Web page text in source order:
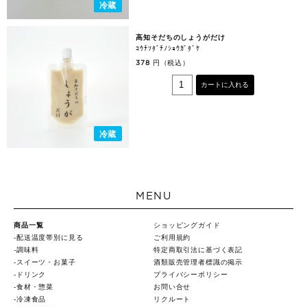
冷蔵
冷蔵
高知そだちのしょうがだけ
ｺｳﾁｿﾀﾞﾁﾉｼｮｳｶﾞﾀﾞｹ
378 円（税込）
カートに入れる
MENU
商品一覧
配送温度帯別に見る
調味料
スイーツ・お菓子
ドリンク
食材・惣菜
冷凍食品
ショッピングガイド
ご利用規約
特定商取引法に基づく表記
酒類販売管理者標識の掲示
プライバシーポリシー
お問い合せ
リクルート